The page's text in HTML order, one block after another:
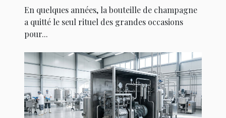
champagne à domicile
En quelques années, la bouteille de champagne
a quitté le seul rituel des grandes occasions
pour...